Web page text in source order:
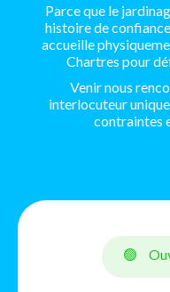
Parce que le
histoire de
accueille
Chartres pour
Venir nous
interlocuteur
contraintes
🟢